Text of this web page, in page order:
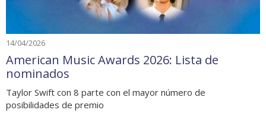
14/04/2026
American Music Awards 2026: Lista de
nominados
Taylor Swift con 8 parte con el mayor número de
posibilidades de premio